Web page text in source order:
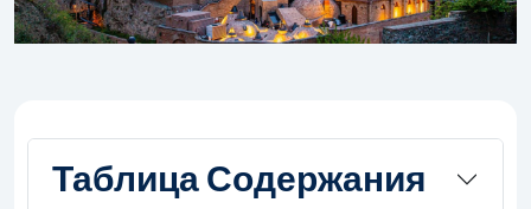
Таблица Содержания